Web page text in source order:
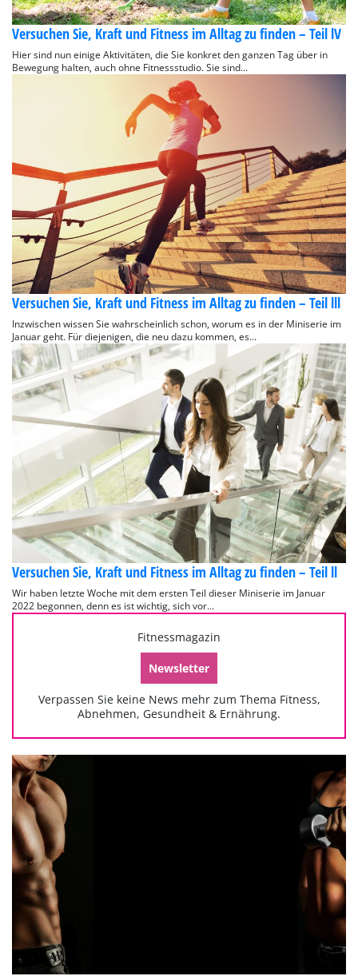
Versuchen Sie, Kraft und Fitness im Alltag zu finden – Teil lV
Hier sind nun einige Aktivitäten, die Sie konkret den ganzen Tag über in
Bewegung halten, auch ohne Fitnessstudio. Sie sind...
Versuchen Sie, Kraft und Fitness im Alltag zu finden – Teil lll
Inzwischen wissen Sie wahrscheinlich schon, worum es in der Miniserie im
Januar geht. Für diejenigen, die neu dazu kommen, es...
Versuchen Sie, Kraft und Fitness im Alltag zu finden – Teil ll
Wir haben letzte Woche mit dem ersten Teil dieser Miniserie im Januar
2022 begonnen, denn es ist wichtig, sich vor...
Fitnessmagazin
Newsletter
Verpassen Sie keine News mehr zum Thema Fitness,
Abnehmen, Gesundheit & Ernährung.